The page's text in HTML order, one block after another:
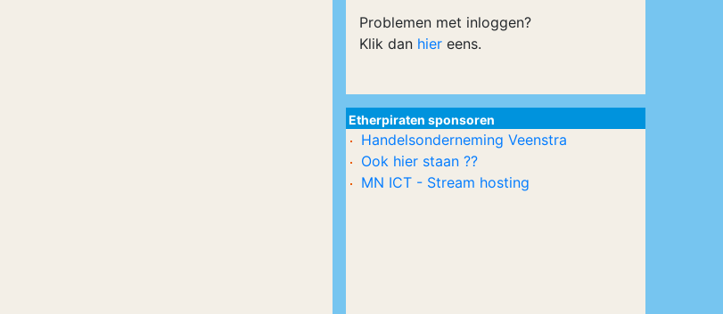
Problemen met inloggen?
Klik dan hier eens.
Etherpiraten sponsoren
Handelsonderneming Veenstra
Ook hier staan ??
MN ICT - Stream hosting